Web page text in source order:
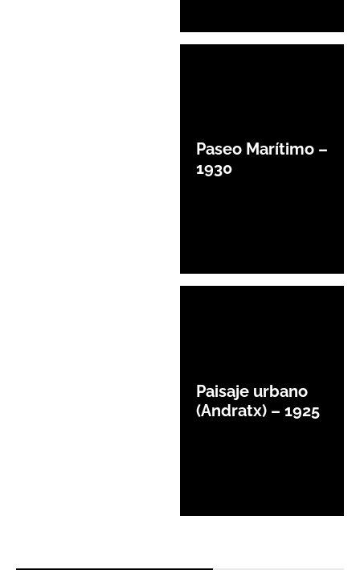
Paseo Marítimo –
1930
Paisaje urbano
(Andratx) – 1925